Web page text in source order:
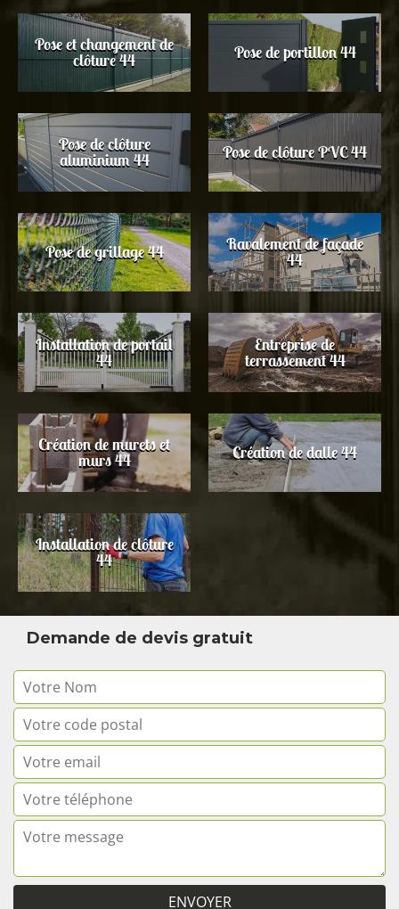
Pose et changement de
clôture 44 Pose de portillon 44
Pose de clôture
aluminium 44 Pose de clôture PVC 44
Pose de grillage 44 Ravalement de façade
44
Installation de portail
44
Entreprise de
terrassement 44
Création de murets et
murs 44 Création de dalle 44
Installation de clôture
44
Demande de devis gratuit